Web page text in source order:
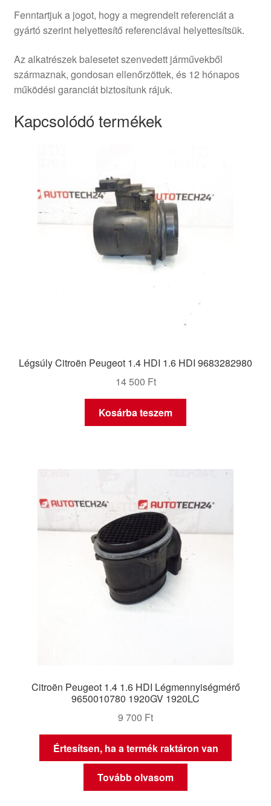
Fenntartjuk a jogot, hogy a megrendelt referenciát a
gyártó szerint helyettesítő referenciával helyettesítsük.
Az alkatrészek balesetet szenvedett járművekből
származnak, gondosan ellenőrzöttek, és 12 hónapos
működési garanciát biztosítunk rájuk.
Kapcsolódó termékek
Légsúly Citroën Peugeot 1.4 HDI 1.6 HDI 9683282980
14 500 Ft
Kosárba teszem
Citroën Peugeot 1.4 1.6 HDI Légmennyiségmérő
9650010780 1920GV 1920LC
9 700 Ft
Értesítsen, ha a termék raktáron van
Tovább olvasom